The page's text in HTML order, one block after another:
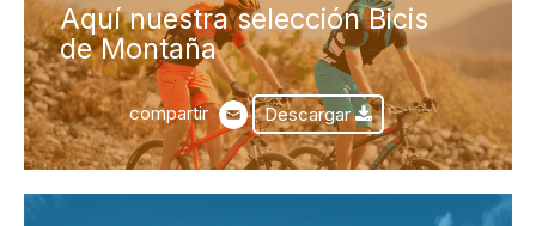
Aquí nuestra selección Bicis
de Montaña
compartir Descargar